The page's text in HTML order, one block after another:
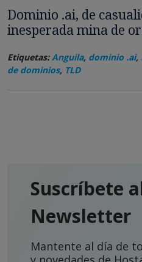
Dominio .ai, de
inesperada mina de
Etiquetas: Anguila, dominio .ai,
de dominios, TLD
Suscríbete
Newsletter
Mantente al día de